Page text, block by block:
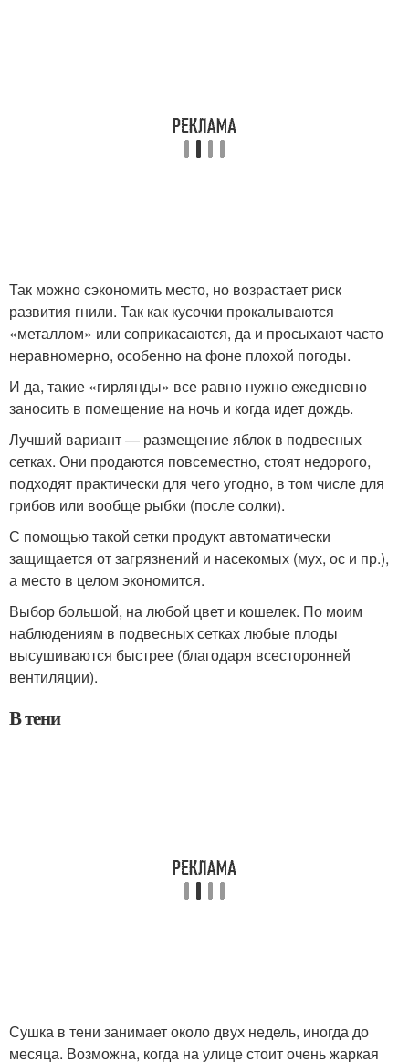
Так можно сэкономить место, но возрастает риск
развития гнили. Так как кусочки прокалываются
«металлом» или соприкасаются, да и просыхают часто
неравномерно, особенно на фоне плохой погоды.
И да, такие «гирлянды» все равно нужно ежедневно
заносить в помещение на ночь и когда идет дождь.
Лучший вариант — размещение яблок в подвесных
сетках. Они продаются повсеместно, стоят недорого,
подходят практически для чего угодно, в том числе для
грибов или вообще рыбки (после солки).
С помощью такой сетки продукт автоматически
защищается от загрязнений и насекомых (мух, ос и пр.),
а место в целом экономится.
Выбор большой, на любой цвет и кошелек. По моим
наблюдениям в подвесных сетках любые плоды
высушиваются быстрее (благодаря всесторонней
вентиляции).
В тени
Сушка в тени занимает около двух недель, иногда до
месяца. Возможна, когда на улице стоит очень жаркая